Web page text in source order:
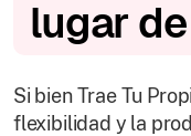
lugar
Si bien Trae Tu
flexibilidad y la